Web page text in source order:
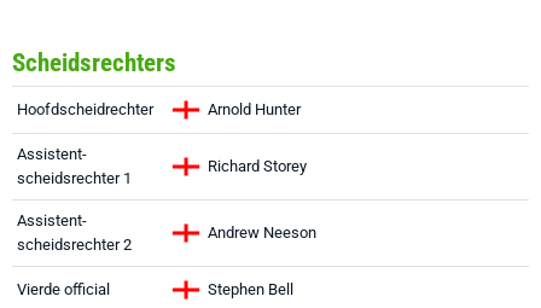
Scheidsrechters
Hoofdscheidrechter Arnold Hunter
Assistent-
scheidsrechter 1
Richard Storey
Assistent-
scheidsrechter 2
Andrew Neeson
Vierde official Stephen Bell